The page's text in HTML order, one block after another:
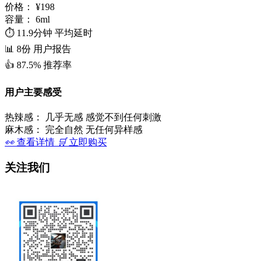
价格：
¥198
容量：
6ml
⏱️ 11.9分钟 平均延时
📊 8份 用户报告
👍 87.5% 推荐率
用户主要感受
热辣感：
几乎无感 感觉不到任何刺激
麻木感：
完全自然 无任何异样感
👀查看详情 🛒 立即购买
关注我们